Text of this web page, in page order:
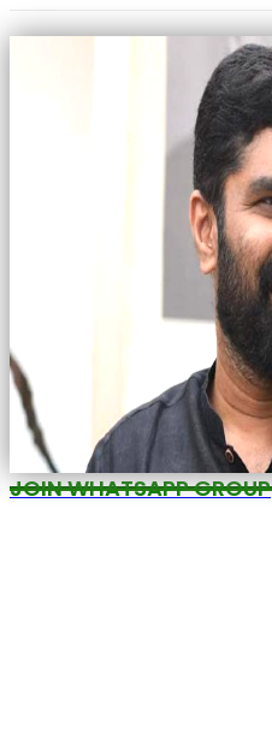
JOIN WHATSAPP GROUP